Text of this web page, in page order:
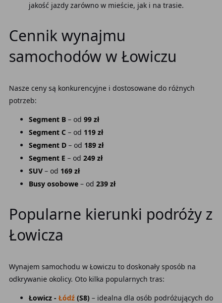
jakość jazdy zarówno w mieście, jak i na trasie.
Cennik wynajmu
samochodów w Łowiczu
Nasze ceny są konkurencyjne i dostosowane do różnych
potrzeb:
Segment B– od 99 zł
Segment C – od 119 zł
Segment D– od 189 zł
Segment E – od 249 zł
SUV– od 169 zł
Busy osobowe– od 239 zł
Popularne kierunki podróży z
Łowicza
Wynajem samochodu w Łowiczu to doskonały sposób na
odkrywanie okolicy. Oto kilka popularnych tras:
Łowicz - Łódź(S8)– idealna dla osób podróżujących do